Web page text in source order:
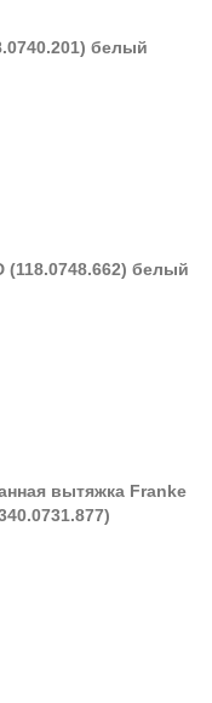
белый
(118.0748.662) белый
вытяжка Franke